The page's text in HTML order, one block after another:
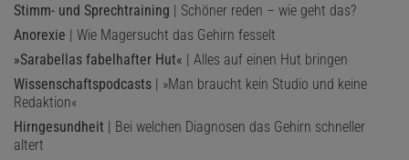
Stimm- und Sprechtraining | Schöner reden – wie geht das?
Anorexie | Wie Magersucht das Gehirn fesselt
»Sarabellas fabelhafter Hut« | Alles auf einen Hut bringen
Wissenschaftspodcasts | »Man braucht kein Studio und keine
Redaktion«
Hirngesundheit | Bei welchen Diagnosen das Gehirn schneller
altert